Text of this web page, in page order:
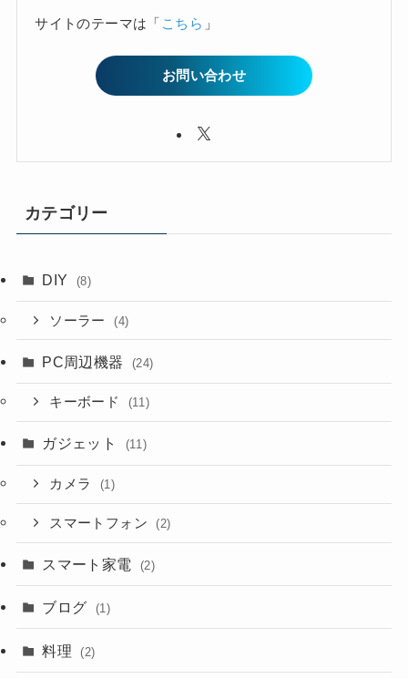
サイトのテーマは「 こちら 」
お問い合わせ
カテゴリー
DIY (8)
ソーラー (4)
PC周辺機器 (24)
キーボード (11)
ガジェット (11)
カメラ (1)
スマートフォン (2)
スマート家電 (2)
ブログ (1)
料理 (2)